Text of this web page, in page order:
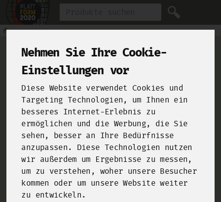
Nehmen Sie Ihre Cookie-
Einstellungen vor
Diese Website verwendet Cookies und
Targeting Technologien, um Ihnen ein
besseres Internet-Erlebnis zu
ermöglichen und die Werbung, die Sie
sehen, besser an Ihre Bedürfnisse
anzupassen. Diese Technologien nutzen
wir außerdem um Ergebnisse zu messen,
um zu verstehen, woher unsere Besucher
kommen oder um unsere Website weiter
zu entwickeln.
Produkt
For Chefs
From farms and food manufacturers to your kitchen!
Click here and sign up for ourB2B-Shop !